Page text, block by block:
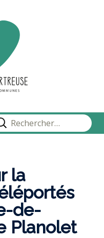
:
la
de-
Planolet